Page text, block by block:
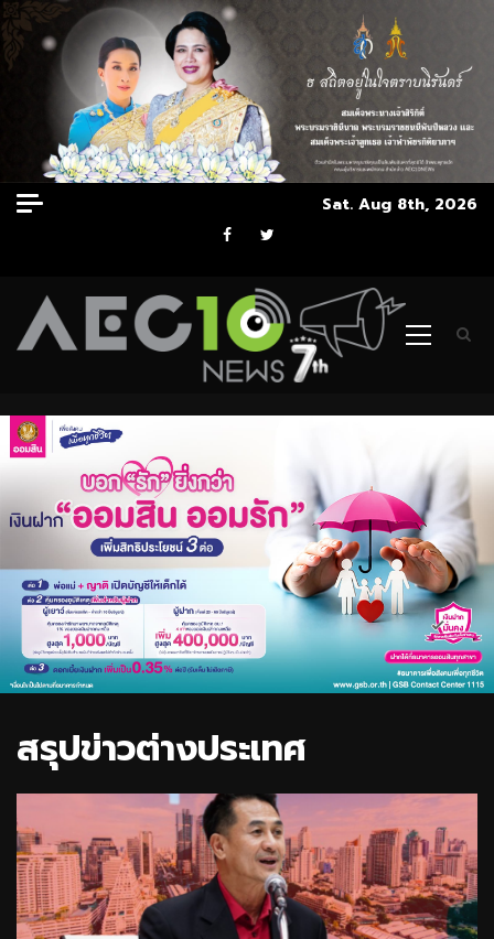
Skip
to
Sat. Aug 8th, 2026
Facebook
Twitter
Primary
สรุปข่าวต่างประเทศ